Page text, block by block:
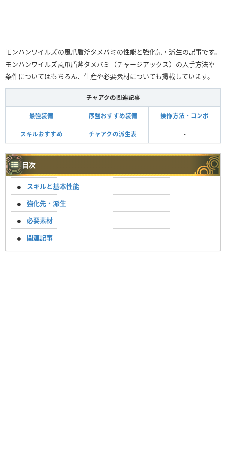
モンハンワイルズの風爪盾斧タメバミの性能と強化先・派生の記事です。
モンハンワイルズ風爪盾斧タメバミ（チャージアックス）の入手方法や
条件についてはもちろん、生産や必要素材についても掲載しています。
チャアクの関連記事
最強装備 序盤おすすめ装備 操作方法・コンボ
スキルおすすめ チャアクの派生表 -
目次
スキルと基本性能
強化先・派生
必要素材
関連記事